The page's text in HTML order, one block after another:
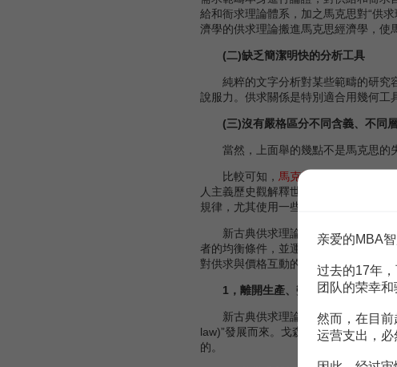
給和衙求理論體系，加之馬克思對“供
濟學的供求理論搬進馬克思經濟學，使
(二)缺乏簡潔明快的分析工具
純粹的文字分析對某些範疇的研究容
說服力。供求關係是特別適合用幾何工
(三)沒有嚴格區分不同含義、不同
當然，上面舉的幾點不是馬克思的失
比較可知， 馬克思主義
人主義歷史觀解釋世界，解釋經濟；
規律，尤其使用一些方便簡潔的數學分
新古典供求理論，從描述經濟現象運
者的均衡條件，並運用數學工具建立
對供求與價格互動的運動趨向的說明是
1，離開生產、勞動抽象地談供給和
新古典供求理論使用所謂“心理定律”
law)”發展而來。戈森定律即“欲望強度
的。
亲爱的MBA
过去的17年
团队的荣幸和
然而，在目
运营支出，必